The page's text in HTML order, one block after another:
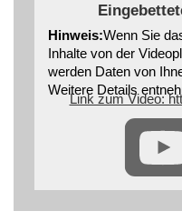
Hinweis:Wenn Sie
Inhalte von der
werden Daten von
Weitere Details
Datenschutzerklärung
Link zum Video: